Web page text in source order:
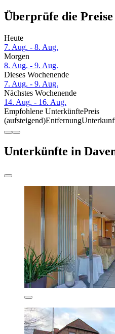
Überprüfe die
Heute
7. Aug. - 8. Aug.
Morgen
8. Aug. - 9. Aug.
Dieses Wochenende
7. Aug. - 9. Aug.
Nächstes Wochenende
14. Aug. - 16. Aug.
Empfohlene UnterkünftePreis
(aufsteigend)Entfernung
Unterkünfte in